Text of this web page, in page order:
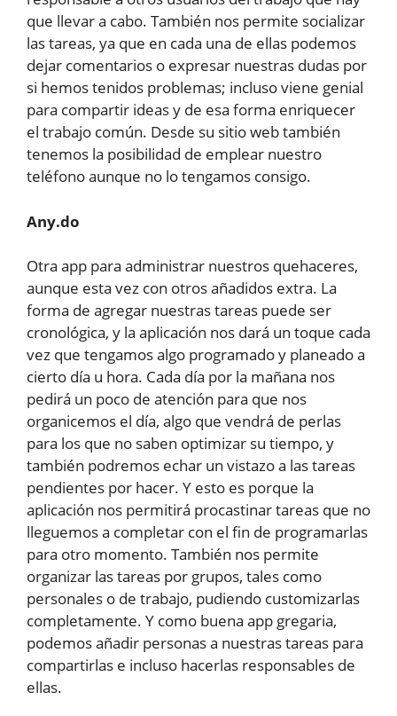
que llevar a cabo. También nos permite socializar
las tareas, ya que en cada una de ellas podemos
dejar comentarios o expresar nuestras dudas por
si hemos tenidos problemas; incluso viene genial
para compartir ideas y de esa forma enriquecer
el trabajo común. Desde su sitio web también
tenemos la posibilidad de emplear nuestro
teléfono aunque no lo tengamos consigo.
Any.do
Otra app para administrar nuestros quehaceres,
aunque esta vez con otros añadidos extra. La
forma de agregar nuestras tareas puede ser
cronológica, y la aplicación nos dará un toque cada
vez que tengamos algo programado y planeado a
cierto día u hora. Cada día por la mañana nos
pedirá un poco de atención para que nos
organicemos el día, algo que vendrá de perlas
para los que no saben optimizar su tiempo, y
también podremos echar un vistazo a las tareas
pendientes por hacer. Y esto es porque la
aplicación nos permitirá procastinar tareas que no
lleguemos a completar con el fin de programarlas
para otro momento. También nos permite
organizar las tareas por grupos, tales como
personales o de trabajo, pudiendo customizarlas
completamente. Y como buena app gregaria,
podemos añadir personas a nuestras tareas para
compartirlas e incluso hacerlas responsables de
ellas.